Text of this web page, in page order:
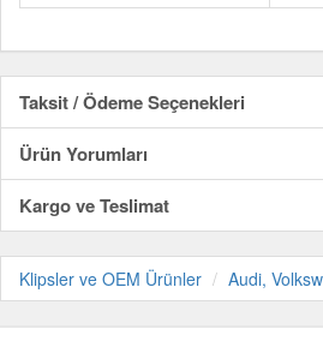
Taksit / Ödeme Seçenekleri
Ürün Yorumları
Kargo ve Teslimat
Klipsler ve OEM Ürünler Audi,